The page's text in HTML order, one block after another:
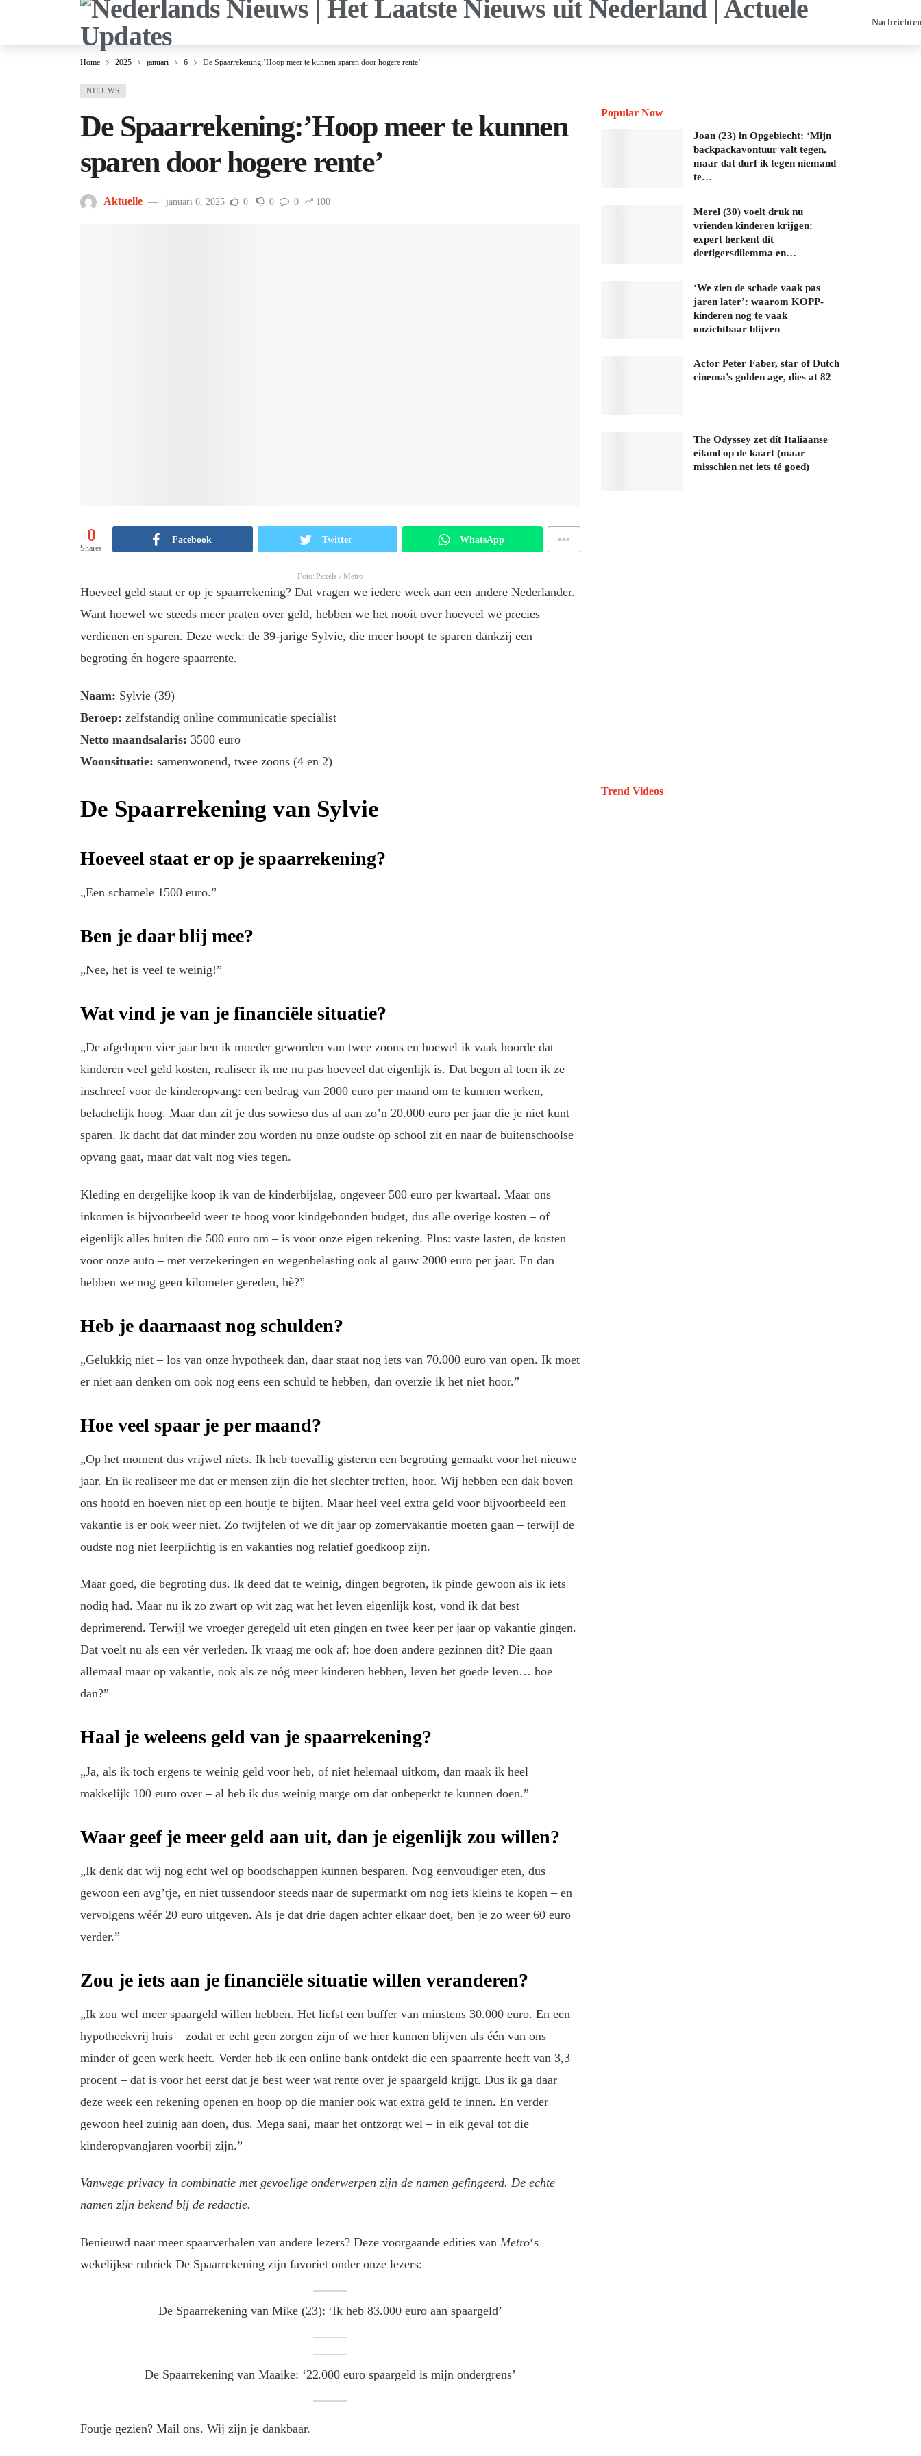
Home 2025 januari 6 De Spaarrekening:’Hoop meer te kunnen sparen door hogere rente’
NIEUWS
De Spaarrekening:’Hoop meer te kunnen
sparen door hogere rente’
Aktuelle januari 6, 2025 0 0 0 100
0
Shares
Facebook Twitter WhatsApp
Foto: Pexels / Metro
Hoeveel geld staat er op je spaarrekening? Dat vragen we iedere week aan een andere Nederlander.
Want hoewel we steeds meer praten over geld, hebben we het nooit over hoeveel we precies
verdienen en sparen. Deze week: de 39-jarige Sylvie, die meer hoopt te sparen dankzij een
begroting én hogere spaarrente.
Naam: Sylvie (39)
Beroep: zelfstandig online communicatie specialist
Netto maandsalaris: 3500 euro
Woonsituatie: samenwonend, twee zoons (4 en 2)
De Spaarrekening van Sylvie
Hoeveel staat er op je spaarrekening?
„Een schamele 1500 euro.”
Ben je daar blij mee?
„Nee, het is veel te weinig!”
Wat vind je van je financiële situatie?
„De afgelopen vier jaar ben ik moeder geworden van twee zoons en hoewel ik vaak hoorde dat
kinderen veel geld kosten, realiseer ik me nu pas hoeveel dat eigenlijk is. Dat begon al toen ik ze
inschreef voor de kinderopvang: een bedrag van 2000 euro per maand om te kunnen werken,
belachelijk hoog. Maar dan zit je dus sowieso dus al aan zo’n 20.000 euro per jaar die je niet kunt
sparen. Ik dacht dat dat minder zou worden nu onze oudste op school zit en naar de buitenschoolse
opvang gaat, maar dat valt nog vies tegen.
Kleding en dergelijke koop ik van de kinderbijslag, ongeveer 500 euro per kwartaal. Maar ons
inkomen is bijvoorbeeld weer te hoog voor kindgebonden budget, dus alle overige kosten – of
eigenlijk alles buiten die 500 euro om – is voor onze eigen rekening. Plus: vaste lasten, de kosten
voor onze auto – met verzekeringen en wegenbelasting ook al gauw 2000 euro per jaar. En dan
hebben we nog geen kilometer gereden, hè?”
Heb je daarnaast nog schulden?
„Gelukkig niet – los van onze hypotheek dan, daar staat nog iets van 70.000 euro van open. Ik moet
er niet aan denken om ook nog eens een schuld te hebben, dan overzie ik het niet hoor.”
Hoe veel spaar je per maand?
„Op het moment dus vrijwel niets. Ik heb toevallig gisteren een begroting gemaakt voor het nieuwe
jaar. En ik realiseer me dat er mensen zijn die het slechter treffen, hoor. Wij hebben een dak boven
ons hoofd en hoeven niet op een houtje te bijten. Maar heel veel extra geld voor bijvoorbeeld een
vakantie is er ook weer niet. Zo twijfelen of we dit jaar op zomervakantie moeten gaan – terwijl de
oudste nog niet leerplichtig is en vakanties nog relatief goedkoop zijn.
Maar goed, die begroting dus. Ik deed dat te weinig, dingen begroten, ik pinde gewoon als ik iets
nodig had. Maar nu ik zo zwart op wit zag wat het leven eigenlijk kost, vond ik dat best
deprimerend. Terwijl we vroeger geregeld uit eten gingen en twee keer per jaar op vakantie gingen.
Dat voelt nu als een vér verleden. Ik vraag me ook af: hoe doen andere gezinnen dit? Die gaan
allemaal maar op vakantie, ook als ze nóg meer kinderen hebben, leven het goede leven… hoe
dan?”
Haal je weleens geld van je spaarrekening?
„Ja, als ik toch ergens te weinig geld voor heb, of niet helemaal uitkom, dan maak ik heel
makkelijk 100 euro over – al heb ik dus weinig marge om dat onbeperkt te kunnen doen.”
Waar geef je meer geld aan uit, dan je eigenlijk zou willen?
„Ik denk dat wij nog echt wel op boodschappen kunnen besparen. Nog eenvoudiger eten, dus
gewoon een avg’tje, en niet tussendoor steeds naar de supermarkt om nog iets kleins te kopen – en
vervolgens wéér 20 euro uitgeven. Als je dat drie dagen achter elkaar doet, ben je zo weer 60 euro
verder.”
Zou je iets aan je financiële situatie willen veranderen?
„Ik zou wel meer spaargeld willen hebben. Het liefst een buffer van minstens 30.000 euro. En een
hypotheekvrij huis – zodat er echt geen zorgen zijn of we hier kunnen blijven als één van ons
minder of geen werk heeft. Verder heb ik een online bank ontdekt die een spaarrente heeft van 3,3
procent – dat is voor het eerst dat je best weer wat rente over je spaargeld krijgt. Dus ik ga daar
deze week een rekening openen en hoop op die manier ook wat extra geld te innen. En verder
gewoon heel zuinig aan doen, dus. Mega saai, maar het ontzorgt wel – in elk geval tot die
kinderopvangjaren voorbij zijn.”
Vanwege privacy in combinatie met gevoelige onderwerpen zijn de namen gefingeerd. De echte
namen zijn bekend bij de redactie.
Benieuwd naar meer spaarverhalen van andere lezers? Deze voorgaande edities van Metro‘s
wekelijkse rubriek De Spaarrekening zijn favoriet onder onze lezers:
De Spaarrekening van Mike (23): ‘Ik heb 83.000 euro aan spaargeld’
De Spaarrekening van Maaike: ‘22.000 euro spaargeld is mijn ondergrens’
Foutje gezien? Mail ons. Wij zijn je dankbaar.
Popular Now
Joan (23) in Opgebiecht: ‘Mijn
backpackavontuur valt tegen,
maar dat durf ik tegen niemand
te…
Merel (30) voelt druk nu
vrienden kinderen krijgen:
expert herkent dit
dertigersdilemma en…
‘We zien de schade vaak pas
jaren later’: waarom KOPP-
kinderen nog te vaak
onzichtbaar blijven
Actor Peter Faber, star of Dutch
cinema’s golden age, dies at 82
The Odyssey zet dít Italiaanse
eiland op de kaart (maar
misschien net iets té goed)
Trend Videos